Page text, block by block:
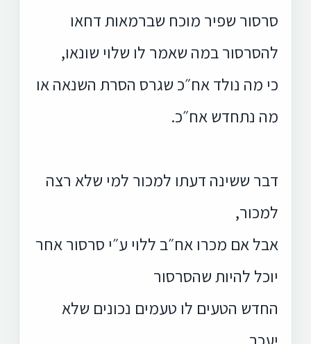
סרסור שפיר מוכח שברמאות דחאו
להסרסור במה שאמר לו שלוי שונאו,
כי מה נולד אח״כ שגרס הסרת השנאה או
מה נתחדש אח״כ.
דבר ששינה דעתו למכור למי שלא רצה
למכור,
אבל אם מכרו אח״ב ללוי ע״י סרסור אחר
יוכל להיות שהסרסור
החדש הטעים לו טעמים נכונים שלא